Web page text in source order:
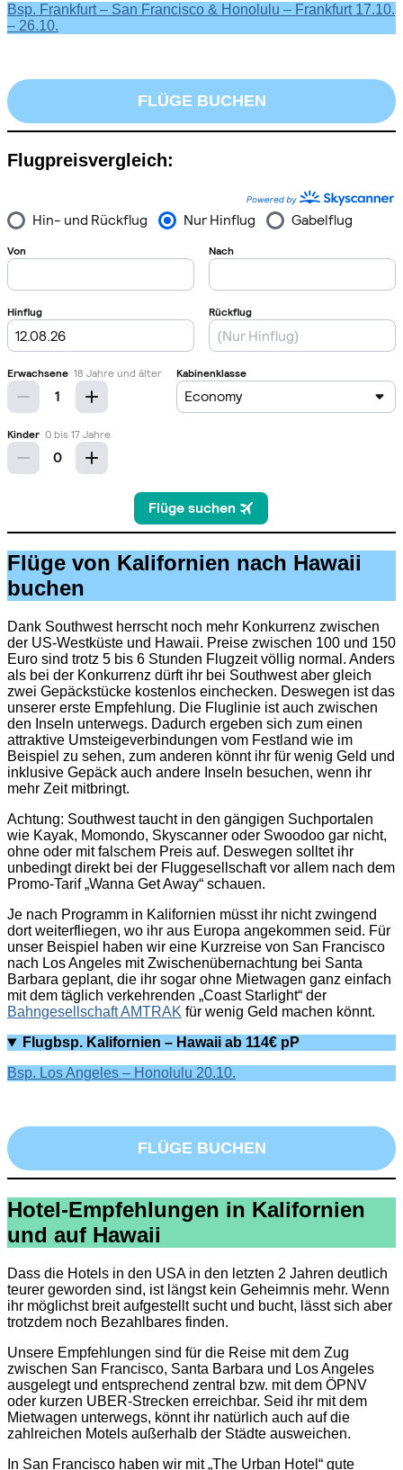
Bsp. Frankfurt – San Francisco & Honolulu – Frankfurt 17.10.
– 26.10.
FLÜGE BUCHEN
Flugpreisvergleich:
Flüge von Kalifornien nach Hawaii
buchen
Dank Southwest herrscht noch mehr Konkurrenz zwischen
der US-Westküste und Hawaii. Preise zwischen 100 und 150
Euro sind trotz 5 bis 6 Stunden Flugzeit völlig normal. Anders
als bei der Konkurrenz dürft ihr bei Southwest aber gleich
zwei Gepäckstücke kostenlos einchecken. Deswegen ist das
unserer erste Empfehlung. Die Fluglinie ist auch zwischen
den Inseln unterwegs. Dadurch ergeben sich zum einen
attraktive Umsteigeverbindungen vom Festland wie im
Beispiel zu sehen, zum anderen könnt ihr für wenig Geld und
inklusive Gepäck auch andere Inseln besuchen, wenn ihr
mehr Zeit mitbringt.
Achtung: Southwest taucht in den gängigen Suchportalen
wie Kayak, Momondo, Skyscanner oder Swoodoo gar nicht,
ohne oder mit falschem Preis auf. Deswegen solltet ihr
unbedingt direkt bei der Fluggesellschaft vor allem nach dem
Promo-Tarif „Wanna Get Away“ schauen.
Je nach Programm in Kalifornien müsst ihr nicht zwingend
dort weiterfliegen, wo ihr aus Europa angekommen seid. Für
unser Beispiel haben wir eine Kurzreise von San Francisco
nach Los Angeles mit Zwischenübernachtung bei Santa
Barbara geplant, die ihr sogar ohne Mietwagen ganz einfach
mit dem täglich verkehrenden „Coast Starlight“ der
Bahngesellschaft AMTRAK für wenig Geld machen könnt.
Flugbsp. Kalifornien – Hawaii ab 114€ pP
Bsp. Los Angeles – Honolulu 20.10.
FLÜGE BUCHEN
Hotel-Empfehlungen in Kalifornien
und auf Hawaii
Dass die Hotels in den USA in den letzten 2 Jahren deutlich
teurer geworden sind, ist längst kein Geheimnis mehr. Wenn
ihr möglichst breit aufgestellt sucht und bucht, lässt sich aber
trotzdem noch Bezahlbares finden.
Unsere Empfehlungen sind für die Reise mit dem Zug
zwischen San Francisco, Santa Barbara und Los Angeles
ausgelegt und entsprechend zentral bzw. mit dem ÖPNV
oder kurzen UBER-Strecken erreichbar. Seid ihr mit dem
Mietwagen unterwegs, könnt ihr natürlich auch auf die
zahlreichen Motels außerhalb der Städte ausweichen.
In San Francisco haben wir mit „The Urban Hotel“ gute